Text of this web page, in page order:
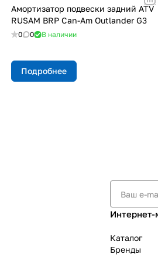
Амортизатор подвески задний ATV
RUSAM BRP Can-Am Outlander G3
0 0 В наличии
Подробнее
Интернет-
Каталог
Бренды